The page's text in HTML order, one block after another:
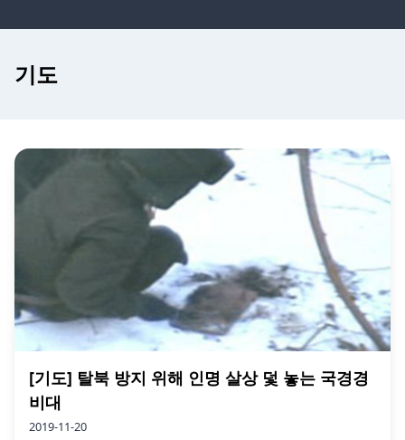
기도
[기도] 탈북 방지 위해 인명 살상 덫 놓는 국경경
비대
2019-11-20